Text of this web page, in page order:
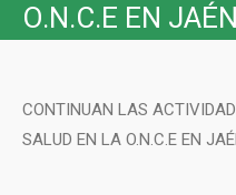
O.N.C.E EN JAÉN
CONTINUAN LAS
SALUD EN LA O.N.C.E EN